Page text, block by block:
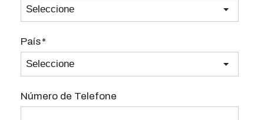
País*
Número de Telefone